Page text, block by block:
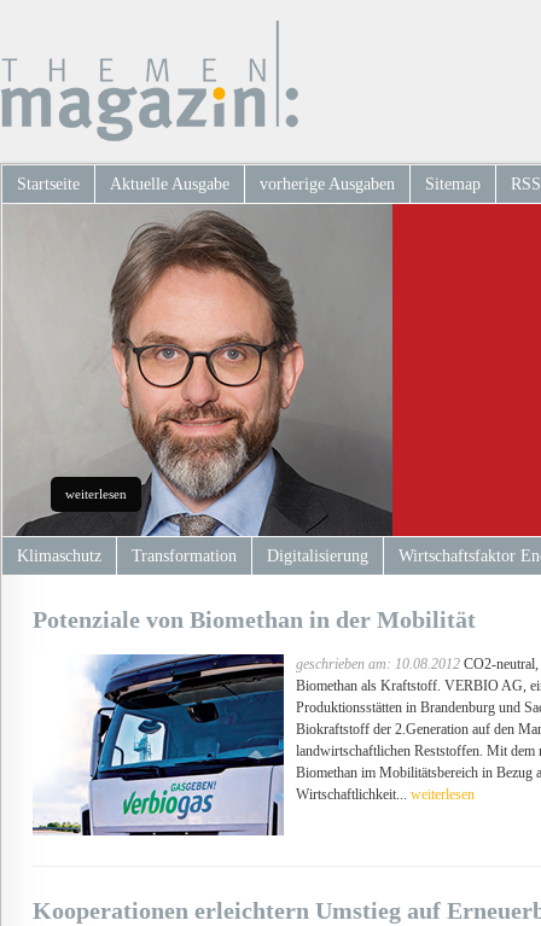
Startseite Aktuelle Ausgabe vorherige Ausgaben Sitemap RSS
weiterlesen
Klimaschutz Transformation Digitalisierung Wirtschaftsfaktor
Potenziale von Biomethan in der Mobilität
geschrieben am: 10.08.2012CO2-neutral,
Biomethan als Kraftstoff. VERBIO AG,
Produktionsstätten in Brandenburg und
Biokraftstoff der 2.Generation auf den
landwirtschaftlichen Reststoffen. Mit dem
Biomethan im Mobilitätsbereich in Bezug
Wirtschaftlichkeit... weiterlesen
Kooperationen erleichtern Umstieg auf